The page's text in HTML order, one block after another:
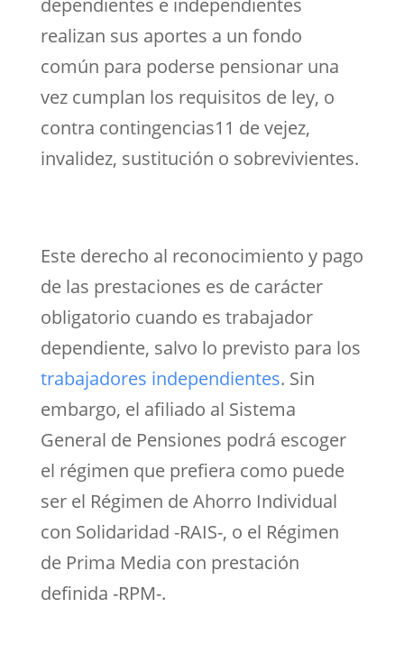
realizan sus aportes a un fondo
común para poderse pensionar una
vez cumplan los requisitos de ley, o
contra contingencias11 de vejez,
invalidez, sustitución o sobrevivientes.
Este derecho al reconocimiento y pago
de las prestaciones es de carácter
obligatorio cuando es trabajador
dependiente, salvo lo previsto para los
trabajadores independientes. Sin
embargo, el afiliado al Sistema
General de Pensiones podrá escoger
el régimen que prefiera como puede
ser el Régimen de Ahorro Individual
con Solidaridad -RAIS-, o el Régimen
de Prima Media con prestación
definida -RPM-.